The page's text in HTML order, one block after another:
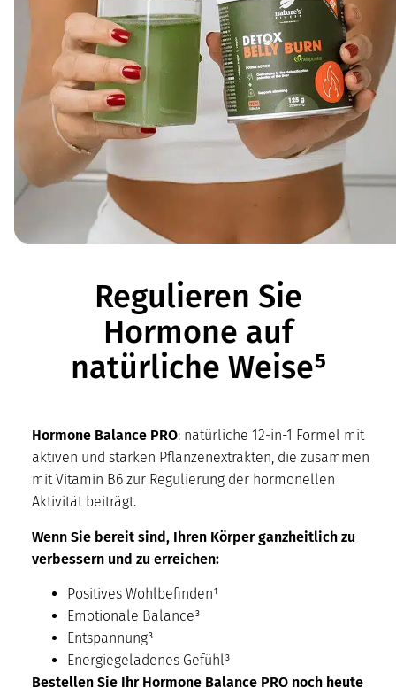
Regulieren Sie
Hormone auf
natürliche Weise⁵
Hormone Balance PRO: natürliche 12-in-1 Formel mit
aktiven und starken Pflanzenextrakten, die zusammen
mit Vitamin B6 zur Regulierung der hormonellen
Aktivität beiträgt.
Wenn Sie bereit sind, Ihren Körper ganzheitlich zu
verbessern und zu erreichen:
Positives Wohlbefinden¹
Emotionale Balance³
Entspannung³
Energiegeladenes Gefühl³
Bestellen Sie Ihr Hormone Balance PRO noch heute